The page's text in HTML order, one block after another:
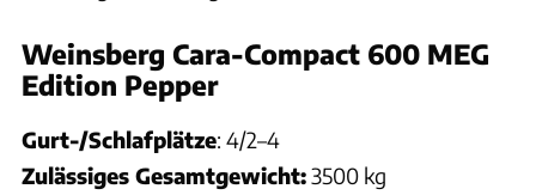
Weinsberg Cara-Compact 600 MEG
Edition Pepper
Gurt-/Schlafplätze: 4/2–4
Zulässiges Gesamtgewicht:3500 kg